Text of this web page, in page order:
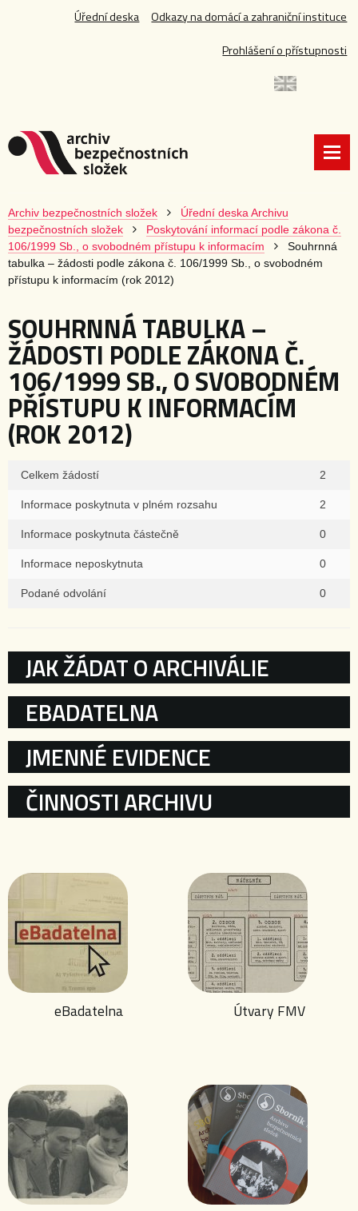
Úřední deska
Odkazy na domácí a zahraniční instituce
Prohlášení o přístupnosti
Archiv bezpečnostních složek
Úřední deska Archivu
bezpečnostních složek
Poskytování informací podle zákona č.
106/1999 Sb., o svobodném přístupu k informacím
Souhrnná
tabulka – žádosti podle zákona č. 106/1999 Sb., o svobodném
přístupu k informacím (rok 2012)
SOUHRNNÁ TABULKA –
ŽÁDOSTI PODLE ZÁKONA Č.
106/1999 SB., O SVOBODNÉM
PŘÍSTUPU K INFORMACÍM
(ROK 2012)
Celkem žádostí 2
Informace poskytnuta v plném rozsahu 2
Informace poskytnuta částečně 0
Informace neposkytnuta 0
Podané odvolání 0
KATEGORIE
JAK ŽÁDAT O ARCHIVÁLIE
EBADATELNA
JMENNÉ EVIDENCE
ČINNOSTI ARCHIVU
eBadatelna Útvary FMV